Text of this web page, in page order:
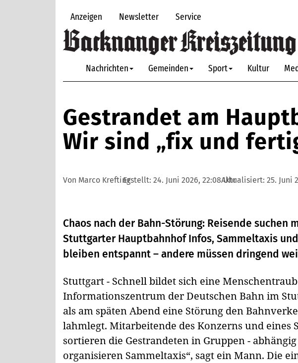
Anzeigen Newsletter Service
Nachrichten Gemeinden Sport Kultur
Gestrandet am
Wir sind „fix und
Von Marco KreftingErstellt: 24. Juni 2026, 22:08 UhrAktualisiert: 25. Juni
Chaos nach der Bahn-Störung: Reisende suchen
Stuttgarter Hauptbahnhof Infos, Sammeltaxis
bleiben entspannt – andere müssen dringend
Stuttgart - Schnell bildet sich eine
Informationszentrum der Deutschen Bahn im
als am späten Abend eine Störung den
lahmlegt. Mitarbeitende des Konzerns und eines
sortieren die Gestrandeten in Gruppen -
organisieren Sammeltaxis“, sagt ein Mann. Die